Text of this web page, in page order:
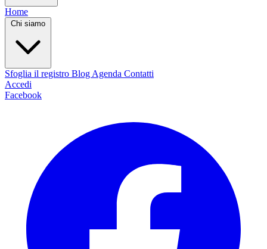
Home
Chi siamo
Sfoglia il registro Blog Agenda Contatti
Accedi
Facebook